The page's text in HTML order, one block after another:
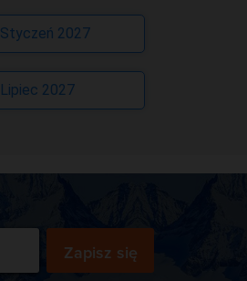
Styczeń 2027
Lipiec 2027
Zapisz się